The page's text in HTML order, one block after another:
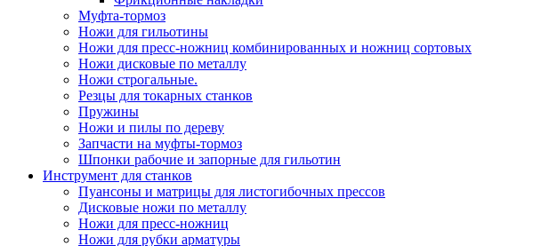
Муфта-тормоз
Ножи для гильотины
Ножи для пресс-ножниц комбинированных и ножниц сортовых
Ножи дисковые по металлу
Ножи строгальные.
Резцы для токарных станков
Пружины
Ножи и пилы по дереву
Запчасти на муфты-тормоз
Шпонки рабочие и запорные для гильотин
Инструмент для станков
Пуансоны и матрицы для листогибочных прессов
Дисковые ножи по металлу
Ножи для пресс-ножниц
Ножи для рубки арматуры